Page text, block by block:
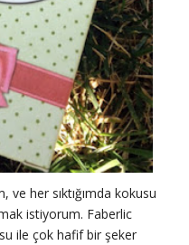
ve her sıktığımda kokusu
istiyorum. Faberlic
ile çok hafif bir şeker